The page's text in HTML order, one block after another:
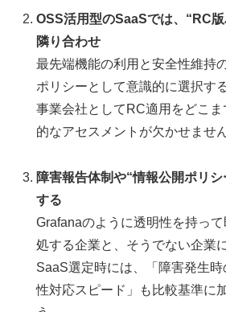
OSS活用型のSaaSでは、“RC
隣り合わせ
最先端機能の利用と安全性維持
ポリシーとして意識的に選択す
事業会社としてRC適用をどこ
的なアセスメントが欠かせません
障害報告体制や“情報公開ポリ
する
Grafanaのように透明性を持っ
処する企業と、そうでない企業
SaaS選定時には、「障害発生
性対応スピード」も比較基準に